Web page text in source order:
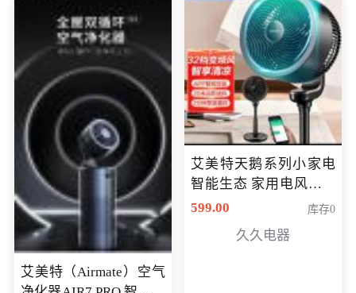
艾美特（Airmate）空气
艾美特天鹅系列小家电
智能生态 家用电风扇直
流变频节能轻音空气循
鹅，白天鹅智能)
599.00 库存0
久久电器